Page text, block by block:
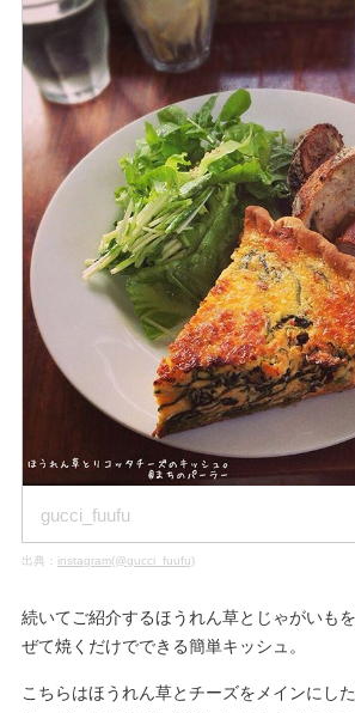
gucci_fuufu
出典： instagram(@gucci_fuufu)
続いてご紹介するほうれん草とじゃがいも
ぜて焼くだけでできる簡単キッシュ。
こちらはほうれん草とチーズをメインにし